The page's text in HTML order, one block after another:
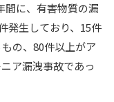
間に、有害物質の漏
発生しており、15件
の、80件以上がア
ア漏洩事故であっ